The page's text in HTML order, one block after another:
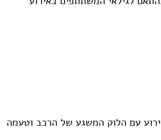
עם הלוק המשגע של הרכב וטעמה